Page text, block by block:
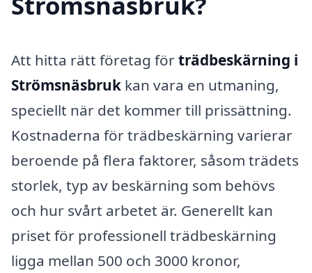
Att hitta rätt företag förträdbeskärning i
Strömsnäsbruk kan vara en utmaning,
speciellt när det kommer till prissättning.
Kostnaderna för trädbeskärning varierar
beroende på flera faktorer, såsom trädets
storlek, typ av beskärning som behövs
och hur svårt arbetet är. Generellt kan
priset för professionell trädbeskärning
ligga mellan 500 och 3000 kronor,